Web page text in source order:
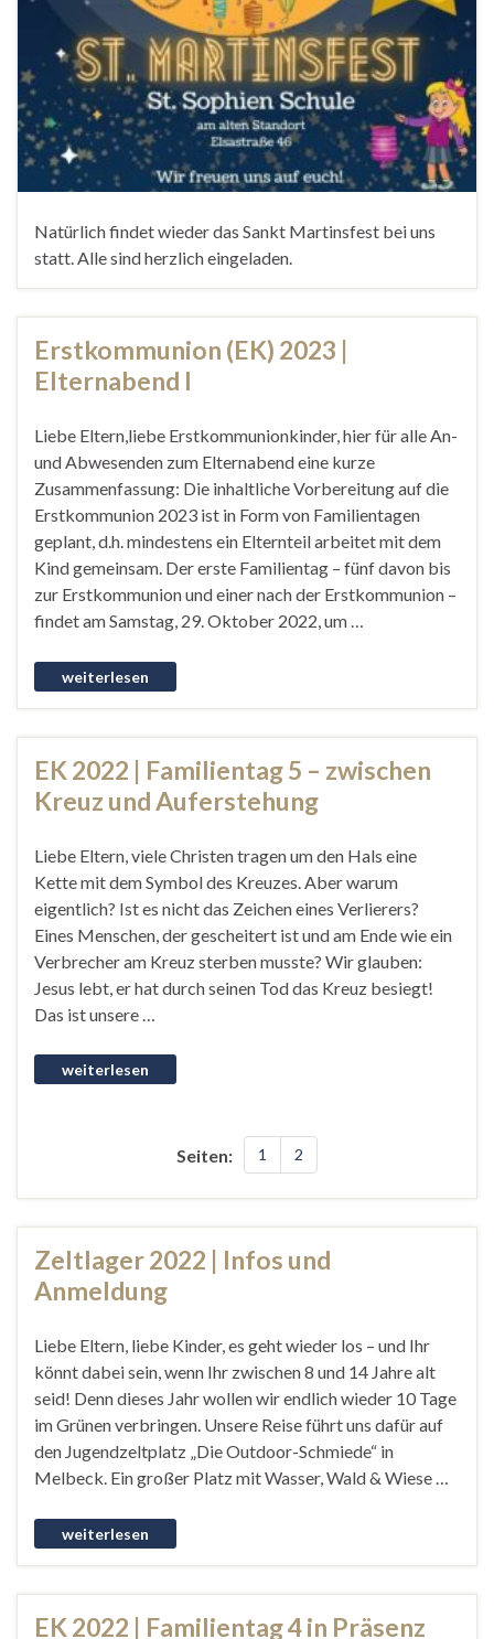
Natürlich findet wieder das Sankt Martinsfest bei uns
statt. Alle sind herzlich eingeladen.
Erstkommunion (EK) 2023 |
Elternabend I
Liebe Eltern,liebe Erstkommunionkinder, hier für alle An-
und Abwesenden zum Elternabend eine kurze
Zusammenfassung: Die inhaltliche Vorbereitung auf die
Erstkommunion 2023 ist in Form von Familientagen
geplant, d.h. mindestens ein Elternteil arbeitet mit dem
Kind gemeinsam. Der erste Familientag – fünf davon bis
zur Erstkommunion und einer nach der Erstkommunion –
findet am Samstag, 29. Oktober 2022, um …
EK 2022 | Familientag 5 – zwischen
Kreuz und Auferstehung
Liebe Eltern, viele Christen tragen um den Hals eine
Kette mit dem Symbol des Kreuzes. Aber warum
eigentlich? Ist es nicht das Zeichen eines Verlierers?
Eines Menschen, der gescheitert ist und am Ende wie ein
Verbrecher am Kreuz sterben musste? Wir glauben:
Jesus lebt, er hat durch seinen Tod das Kreuz besiegt!
Das ist unsere …
Seiten: 1 2
Zeltlager 2022 | Infos und
Anmeldung
Liebe Eltern, liebe Kinder, es geht wieder los – und Ihr
könnt dabei sein, wenn Ihr zwischen 8 und 14 Jahre alt
seid! Denn dieses Jahr wollen wir endlich wieder 10 Tage
im Grünen verbringen. Unsere Reise führt uns dafür auf
den Jugendzeltplatz „Die Outdoor-Schmiede“ in
Melbeck. Ein großer Platz mit Wasser, Wald & Wiese …
EK 2022 | Familientag 4 in Präsenz